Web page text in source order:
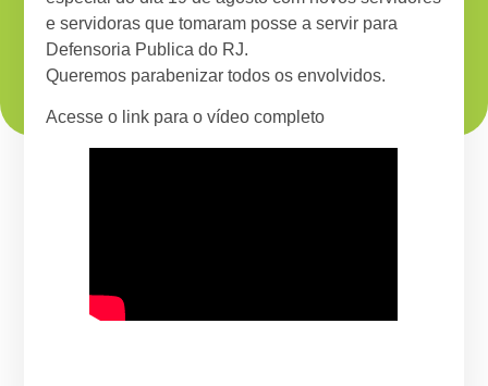
e servidoras que tomaram posse a servir para
Defensoria Publica do RJ.
Queremos parabenizar todos os envolvidos.
Acesse o link para o vídeo completo